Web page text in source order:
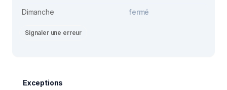
Dimanche
fermé
Signaler une erreur
Exceptions